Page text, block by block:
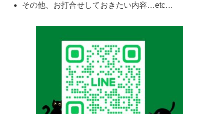
その他、お打合せしておきたい内容…etc…